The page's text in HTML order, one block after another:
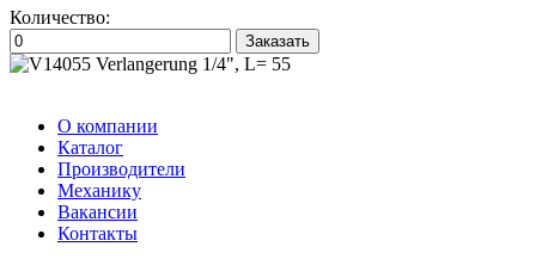
Количество:
Заказать
О компании
Каталог
Производители
Механику
Вакансии
Контакты